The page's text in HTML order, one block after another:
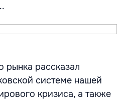
рынка рассказал
системе нашей
кризиса, а также